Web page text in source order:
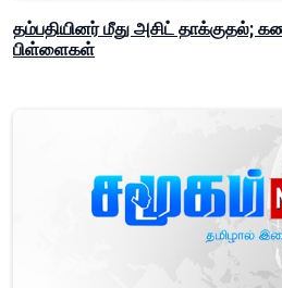
தம்பதியினர் மீது அசிட் தாக்குதல்;
பிள்ளைகள்